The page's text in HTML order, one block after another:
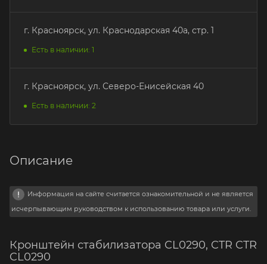
г. Красноярск, ул. Краснодарская 40а, стр. 1
Есть в наличии: 1
г. Красноярск, ул. Северо-Енисейская 40
Есть в наличии: 2
Описание
Информация на сайте считается ознакомительной и не является
исчерпывающим руководством к использованию товара или услуги.
Кронштейн стабилизатора CL0290, CTR CTR
CL0290